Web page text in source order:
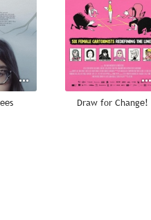
Draw for Change!